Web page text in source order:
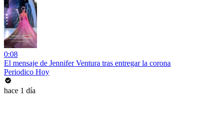
0:08
El mensaje de Jennifer Ventura tras entregar la corona
Periodico Hoy
hace 1 día